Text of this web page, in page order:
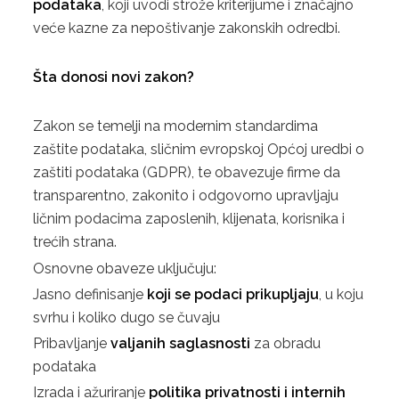
podataka, koji uvodi strože kriterijume i značajno
veće kazne za nepoštivanje zakonskih odredbi.
Šta donosi novi zakon?
Zakon se temelji na modernim standardima
zaštite podataka, sličnim evropskoj Općoj uredbi o
zaštiti podataka (GDPR), te obavezuje firme da
transparentno, zakonito i odgovorno upravljaju
ličnim podacima zaposlenih, klijenata, korisnika i
trećih strana.
Osnovne obaveze uključuju:
Jasno definisanje koji se podaci prikupljaju , u koju
svrhu i koliko dugo se čuvaju
Pribavljanjevaljanih saglasnosti za obradu
podataka
Izrada i ažuriranje politika privatnosti i internih
4. ISO 22000:2018
ZAHTJEV ZA PONUDU